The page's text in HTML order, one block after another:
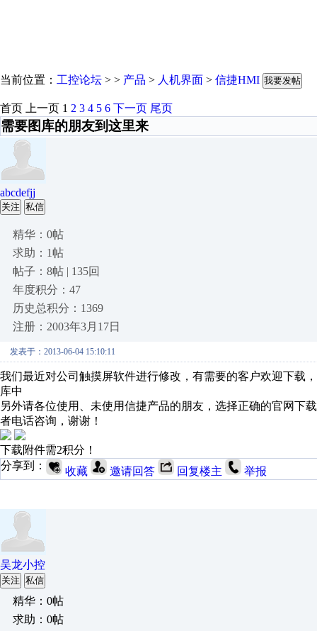
当前位置： 工控论坛 > > 产品 > 人机界面 > 信捷HMI 我要发帖
首页 上一页 1 2 3 4 5 6 下一页 尾页
需要图库的朋友到这里来
abcdefjj
关注 私信
精华：0帖
求助：1帖
帖子：8帖 | 135回
年度积分：47
历史总积分：1369
注册：2003年3月17日
发表于：2013-06-04 15:10:11
我们最近对公司触摸屏软件进行修改，有需要的客户欢迎下载
库中
另外请各位使用、未使用信捷产品的朋友，选择正确的官网下
者电话咨询，谢谢！
下载附件需2积分！
分享到：
收藏 邀请回答 回复楼主 举报
吴龙小控
关注 私信
精华：0帖
求助：0帖